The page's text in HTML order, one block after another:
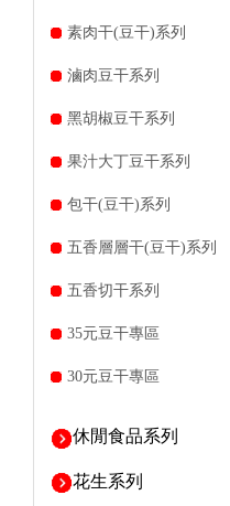
素肉干(豆干)系列
滷肉豆干系列
黑胡椒豆干系列
果汁大丁豆干系列
包干(豆干)系列
五香層層干(豆干)系列
五香切干系列
35元豆干專區
30元豆干專區
休閒食品系列
花生系列